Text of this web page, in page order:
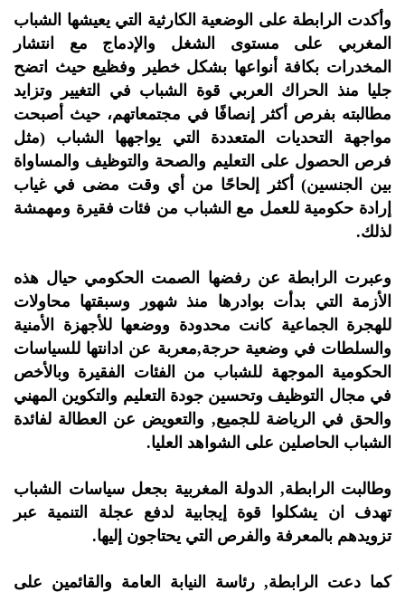
وأكدت الرابطة على الوضعية الكارثية التي يعيشها الشباب
المغربي على مستوى الشغل والإدماج مع انتشار
المخدرات بكافة أنواعها بشكل خطير وفظيع حيث اتضح
جليا منذ الحراك العربي قوة الشباب في التغيير وتزايد
مطالبته بفرص أكثر إنصافًا في مجتمعاتهم، حيث أصبحت
مواجهة التحديات المتعددة التي يواجهها الشباب (مثل
فرص الحصول على التعليم والصحة والتوظيف والمساواة
بين الجنسين) أكثر إلحاحًا من أي وقت مضى في غياب
إرادة حكومية للعمل مع الشباب من فئات فقيرة ومهمشة
لذلك.
وعبرت الرابطة عن رفضها الصمت الحكومي حيال هذه
الأزمة التي بدأت بوادرها منذ شهور وسبقتها محاولات
للهجرة الجماعية كانت محدودة ووضعها للأجهزة الأمنية
والسلطات في وضعية حرجة,معربة عن ادانتها للسياسات
الحكومية الموجهة للشباب من الفئات الفقيرة وبالأخص
في مجال التوظيف وتحسين جودة التعليم والتكوين المهني
والحق في الرياضة للجميع, والتعويض عن العطالة لفائدة
الشباب الحاصلين على الشواهد العليا.
وطالبت الرابطة, الدولة المغربية بجعل سياسات الشباب
تهدف ان يشكلوا قوة إيجابية لدفع عجلة التنمية عبر
تزويدهم بالمعرفة والفرص التي يحتاجون إليها.
كما دعت الرابطة, رئاسة النيابة العامة والقائمين على